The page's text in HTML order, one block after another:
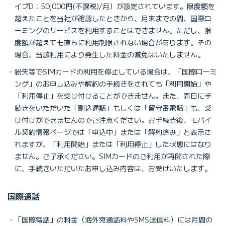
イプD：50,000円(不課税)/月）が設定されています。限度額を
超えたことを当社が確認したときから、月末までの間、国際ロ
ーミングのサービスを利用することはできません。ただし、限
度額が超えても直ちに利用制限されない場合があります。その
場合、当該利用により発生した料金の減免はいたしません。
紛失等でSIMカードの利用を停止している場合は、「国際ローミ
ング」のお申し込みや解約の手続きをされても「利用開始」や
「利用停止」を受け付けることができません。また、同日に手
続きをいただいた「割込通話」もしくは「留守番電話」も、受
け付けができませんのでご注意ください。お手続き後、モバイ
ル契約情報ページでは「申込中」または「解約済み」と表示さ
れますが、「利用開始」または「利用停止」した状態にはなり
ません。ご了承ください。SIMカードのご利用が再開された際
に、手続きいただいたお申し込み内容は、お受けいたします。
国際通話
「国際電話」の料金（海外宛通話料やSMS送信料）には月間の